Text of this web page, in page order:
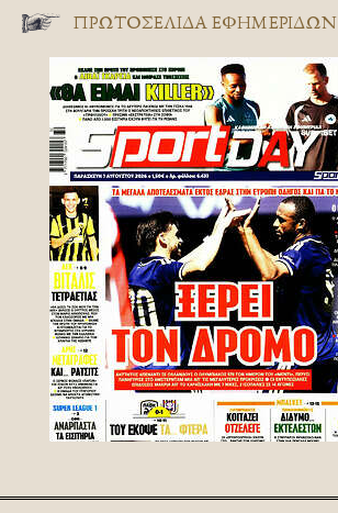
ΠΡΩΤΟΣΈΛΙΔΑ ΕΦΗΜΕΡΊΔΩΝ